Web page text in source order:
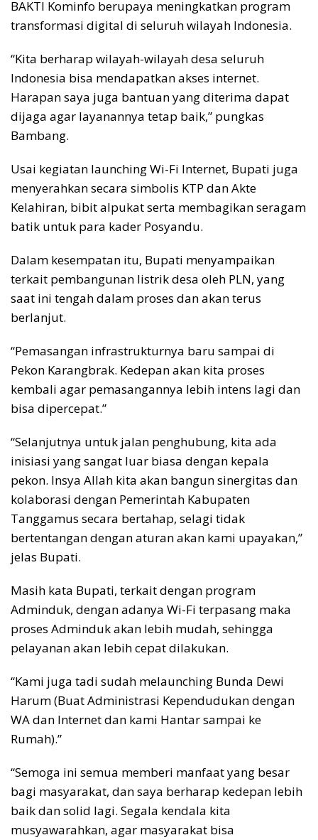
BAKTI Kominfo berupaya meningkatkan program
transformasi digital di seluruh wilayah Indonesia.
“Kita berharap wilayah-wilayah desa seluruh
Indonesia bisa mendapatkan akses internet.
Harapan saya juga bantuan yang diterima dapat
dijaga agar layanannya tetap baik,” pungkas
Bambang.
Usai kegiatan launching Wi-Fi Internet, Bupati juga
menyerahkan secara simbolis KTP dan Akte
Kelahiran, bibit alpukat serta membagikan seragam
batik untuk para kader Posyandu.
Dalam kesempatan itu, Bupati menyampaikan
terkait pembangunan listrik desa oleh PLN, yang
saat ini tengah dalam proses dan akan terus
berlanjut.
“Pemasangan infrastrukturnya baru sampai di
Pekon Karangbrak. Kedepan akan kita proses
kembali agar pemasangannya lebih intens lagi dan
bisa dipercepat.”
“Selanjutnya untuk jalan penghubung, kita ada
inisiasi yang sangat luar biasa dengan kepala
pekon. Insya Allah kita akan bangun sinergitas dan
kolaborasi dengan Pemerintah Kabupaten
Tanggamus secara bertahap, selagi tidak
bertentangan dengan aturan akan kami upayakan,”
jelas Bupati.
Masih kata Bupati, terkait dengan program
Adminduk, dengan adanya Wi-Fi terpasang maka
proses Adminduk akan lebih mudah, sehingga
pelayanan akan lebih cepat dilakukan.
“Kami juga tadi sudah melaunching Bunda Dewi
Harum (Buat Administrasi Kependudukan dengan
WA dan Internet dan kami Hantar sampai ke
Rumah).”
“Semoga ini semua memberi manfaat yang besar
bagi masyarakat, dan saya berharap kedepan lebih
baik dan solid lagi. Segala kendala kita
musyawarahkan, agar masyarakat bisa